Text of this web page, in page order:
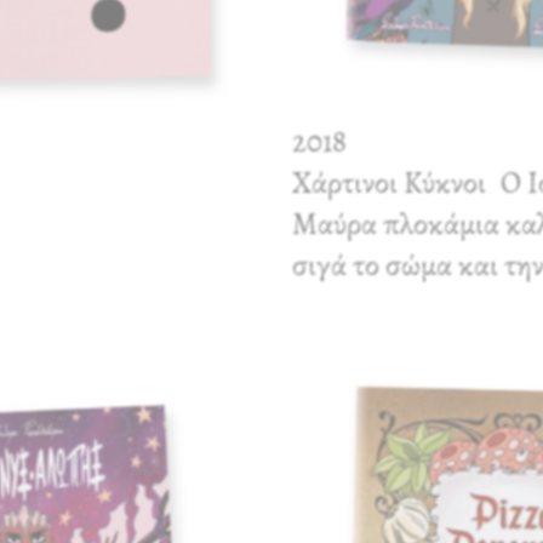
2018
Χάρτινοι Κύκνοι Ο
Μαύρα πλοκάμια
σιγά το σώμα και